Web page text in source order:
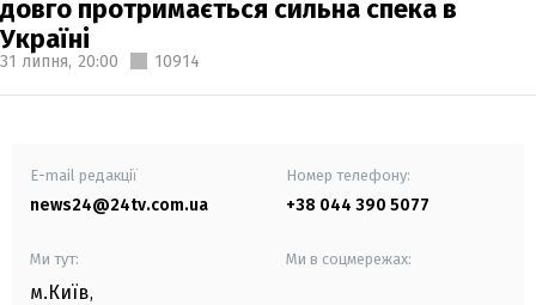
довго протримається сильна спека в
Україні
31 липня, 20:00 10914
E-mail редакції
news24@24tv.com.ua
Номер телефону:
+38 044 390 5077
Ми тут:
м.Київ,
Ми в соцмережах: